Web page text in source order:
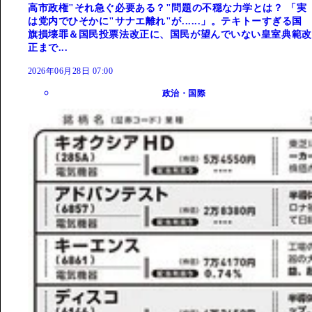
高市政権"それ急ぐ必要ある？"問題の不穏な力学とは？ 「実
は党内でひそかに"サナエ離れ"が......」。テキトーすぎる国
旗損壊罪＆国民投票法改正に、国民が望んでいない皇室典範改
正まで...
2026年06月28日 07:00
政治・国際